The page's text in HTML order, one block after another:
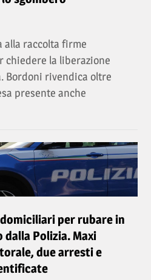
raccolta firme
chiedere la liberazione
Bordoni rivendica oltre
presente anche
per rubare in
Polizia. Maxi
due arresti e